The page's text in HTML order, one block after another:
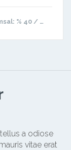
: % 40 / 120
a odiose
vitae erat